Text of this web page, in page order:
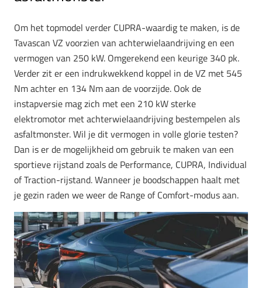
Om het topmodel verder CUPRA-waardig te maken, is de
Tavascan VZ voorzien van achterwielaandrijving en een
vermogen van 250 kW. Omgerekend een keurige 340 pk.
Verder zit er een indrukwekkend koppel in de VZ met 545
Nm achter en 134 Nm aan de voorzijde. Ook de
instapversie mag zich met een 210 kW sterke
elektromotor met achterwielaandrijving bestempelen als
asfaltmonster. Wil je dit vermogen in volle glorie testen?
Dan is er de mogelijkheid om gebruik te maken van een
sportieve rijstand zoals de Performance, CUPRA, Individual
of Traction-rijstand. Wanneer je boodschappen haalt met
je gezin raden we weer de Range of Comfort-modus aan.